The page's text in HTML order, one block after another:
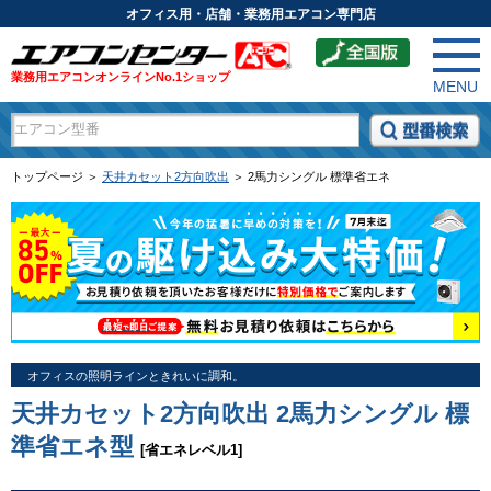
オフィス用・店舗・業務用エアコン専門店
業務用エアコンオンラインNo.1ショップ
MENU
トップページ ＞ 天井カセット2方向吹出 ＞ 2馬力シングル 標準省エネ
オフィスの照明ラインときれいに調和。
天井カセット2方向吹出 2馬力シングル 標
準省エネ型 [省エネレベル1]